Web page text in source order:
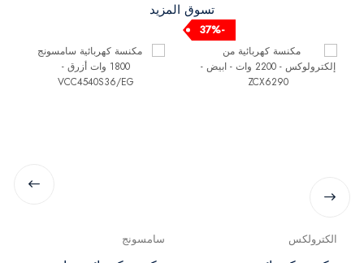
تسوق المزيد
-37%
الكترولكس سامسونج